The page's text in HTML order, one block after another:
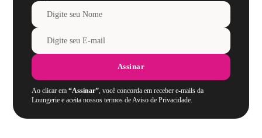
Assinar
Ao clicar em“Assinar”, você concorda em receber e-mails da
Loungerie e aceita nossos termos de Aviso de Privacidade.